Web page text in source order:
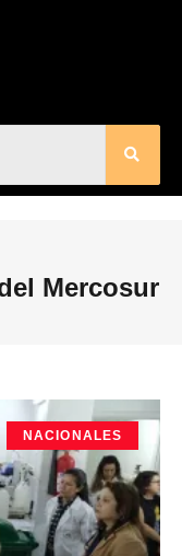
Mercosur
NACIONALES